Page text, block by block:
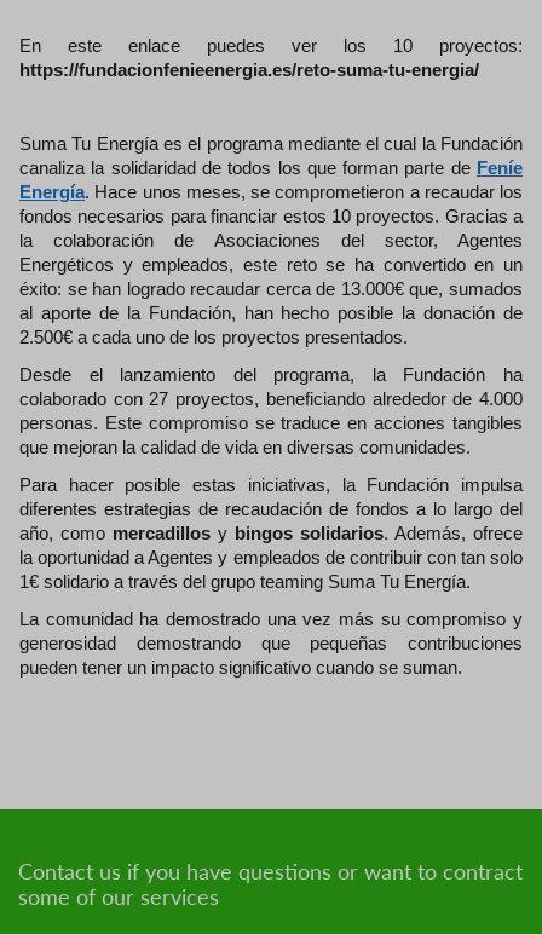
En este enlace puedes ver los 10 proyectos:
https://fundacionfenieenergia.es/reto-suma-tu-energia/
Suma Tu Energía es el programa mediante el cual la Fundación
canaliza la solidaridad de todos los que forman parte de Feníe
Energía. Hace unos meses, se comprometieron a recaudar los
fondos necesarios para financiar estos 10 proyectos. Gracias a
la colaboración de Asociaciones del sector, Agentes
Energéticos y empleados, este reto se ha convertido en un
éxito: se han logrado recaudar cerca de 13.000€ que, sumados
al aporte de la Fundación, han hecho posible la donación de
2.500€ a cada uno de los proyectos presentados.
Desde el lanzamiento del programa, la Fundación ha
colaborado con 27 proyectos, beneficiando alrededor de 4.000
personas. Este compromiso se traduce en acciones tangibles
que mejoran la calidad de vida en diversas comunidades.
Para hacer posible estas iniciativas, la Fundación impulsa
diferentes estrategias de recaudación de fondos a lo largo del
año, como mercadillos y bingos solidarios. Además, ofrece
la oportunidad a Agentes y empleados de contribuir con tan solo
1€ solidario a través del grupo teaming Suma Tu Energía.
La comunidad ha demostrado una vez más su compromiso y
generosidad demostrando que pequeñas contribuciones
pueden tener un impacto significativo cuando se suman.
Contact us if you have questions or want to contract
some of our services